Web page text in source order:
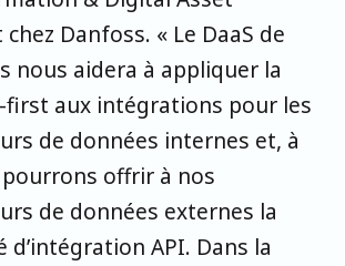
Danfoss. « Le DaaS de
nous aidera à appliquer la
first aux intégrations pour les
de données internes et, à
pourrons offrir à nos
de données externes la
API. Dans la